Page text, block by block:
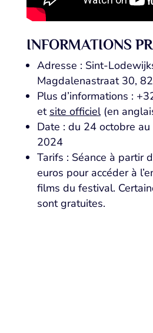
INFORMATIONS
Adresse : Sint-
Magdalenastraat 30,
Plus d’informations :
et site officiel(en
Date : du 24 octobre
2024
Tarifs : Séance à partir
euros pour accéder à
films du festival.
sont gratuites.